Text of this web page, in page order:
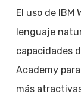
El uso de
lenguaje
capacidades
Academy
más